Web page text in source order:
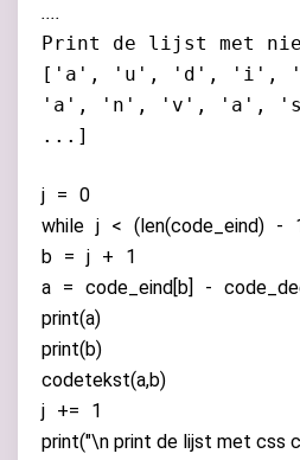
....
Print de lijst met
['a', 'u', 'd', 'i',
'a', 'n', 'v', 'a',
...]
j = 0
while j < ( len(code_eind) -
b = j +
1
a = code_eind b -
print(a)
print(b)
codetekst(a,b)
j +=
1
print("\n print de lijst met css